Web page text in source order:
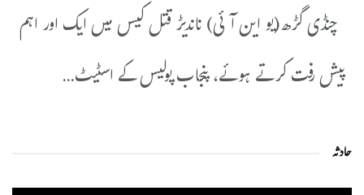
چنڈی گڑھ(یو این آئی) ناندیڑ قتل کیس میں ایک اور اہم
پیش رفت کرتے ہوئے، پنجاب پولیس کے اسٹیٹ...
حادثہ